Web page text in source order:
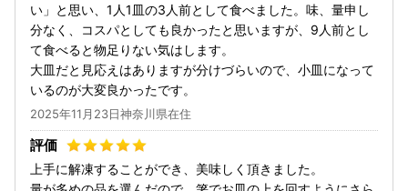
い」と思い、1人1皿の3人前として食べました。味、量申し
分なく、コスパとしても良かったと思いますが、9人前とし
て食べると物足りない気はします。
大皿だと見応えはありますが分けづらいので、小皿になって
いるのが大変良かったです。
2025年11月23日神奈川県在住
上手に解凍することができ、美味しく頂きました。